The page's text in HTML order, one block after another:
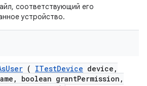
соответствующий его
устройство.
User ( ITestDevice device ,
, boolean grantPermission ,